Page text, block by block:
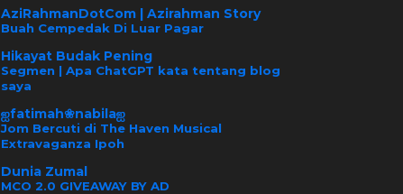
AziRahmanDotCom | Azirahman Story
Buah Cempedak Di Luar Pagar
Hikayat Budak Pening
Segmen | Apa ChatGPT kata tentang blog
saya
ஐfatimah❀nabilaஐ
Jom Bercuti di The Haven Musical
Extravaganza Ipoh
Dunia Zumal
MCO 2.0 GIVEAWAY BY AD